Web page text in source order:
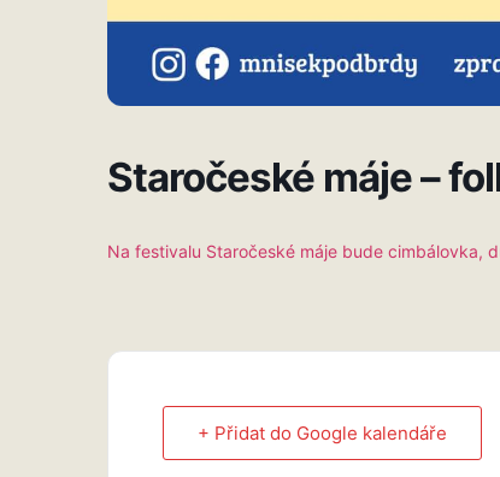
Staročeské máje –
Na festivalu Staročeské máje bude cimbálovka,
+ Přidat do Google kalendáře